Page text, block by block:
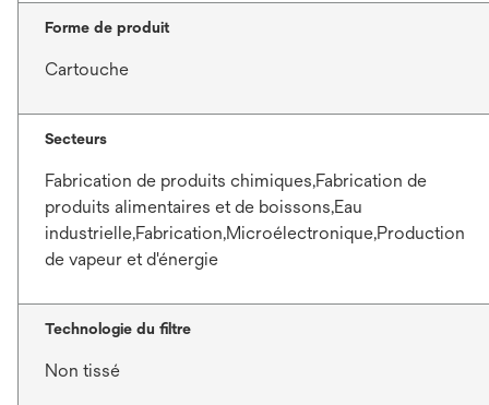
Forme de produit
Cartouche
Secteurs
Fabrication de produits chimiques,Fabrication de
produits alimentaires et de boissons,Eau
industrielle,Fabrication,Microélectronique,Production
de vapeur et d'énergie
Technologie du filtre
Non tissé